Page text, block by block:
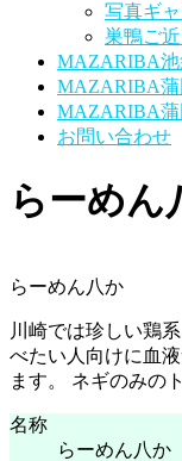
写真ギ
巣鴨ご
MAZARIBA池
MAZARIBA蒲
MAZARIBA蒲
お問い合わせ
らーめん
らーめん八か
川崎では珍しい鶏
べたい人向けに血
ます。 ネギのみの
名称
らーめん八か